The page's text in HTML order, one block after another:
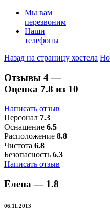
Мы вам
перезвоним
Наши
телефоны
Назад на страницу хостела
Отзывы 4 —
Оценка 7.8 из 10
Написать отзыв
Персонал 7.3
Оснащение 6.5
Расположение 8.8
Чистота 6.8
Безопасность 6.3
Написать отзыв
Елена — 1.8
06.11.2013